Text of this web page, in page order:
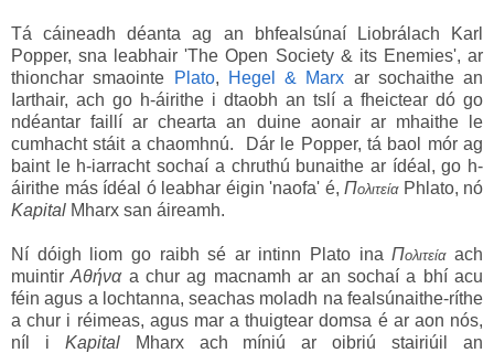
Tá cáineadh déanta ag an bhfealsúnaí Liobrálach Karl
Popper, sna leabhair 'The Open Society & its Enemies', ar
thionchar smaointe
Plato, Hegel & Marx ar sochaithe an
Iarthair, ach go h-áirithe i dtaobh an tslí a fheictear dó go
ndéantar faillí ar chearta an duine aonair ar mhaithe le
cumhacht stáit a chaomhnú. Dár le Popper, tá baol mór ag
baint le h-iarracht sochaí a chruthú bunaithe ar ídéal, go h-
áirithe más ídéal ó leabhar éigin 'naofa' é, ΠολιτείαPhlato, nó
Kapital Mharx san áireamh.
Ní dóigh liom go raibh sé ar intinn Plato inaΠολιτεία ach
muintirΑθήναa chur ag macnamh ar an sochaí a bhí acu
féin agus a lochtanna, seachas moladh na fealsúnaithe-ríthe
a chur i réimeas, agus mar a thuigtear domsa é ar aon nós,
níl i KapitalMharx ach míniú ar oibriú stairiúil an